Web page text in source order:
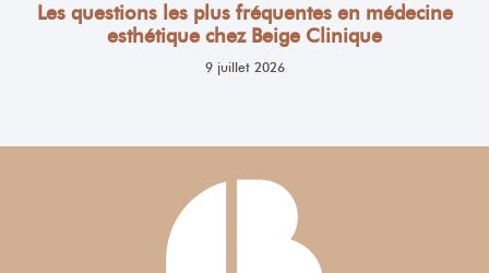
Les questions les plus fréquentes en médecine
esthétique chez Beige Clinique
9 juillet 2026